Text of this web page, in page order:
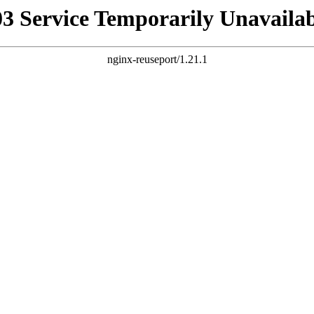
Service Temporarily
nginx-reuseport/1.21.1